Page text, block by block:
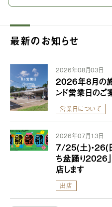
最新のお知らせ
2026年08月03日
2026年8月の施
ンド営業日のご
営業日について
2026年07月13日
7/25(土)・26(
ち盆踊り2026
店します
出店